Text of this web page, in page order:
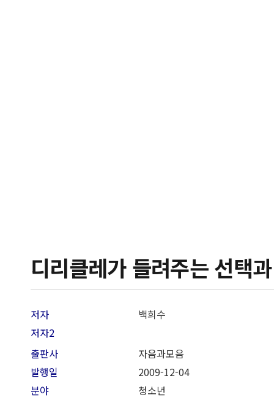
디리클레가 들려주는 선택
저자
백희수
저자2
출판사
자음과모음
발행일
2009-12-04
분야
청소년